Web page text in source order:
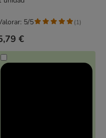
€
5/5 (1)